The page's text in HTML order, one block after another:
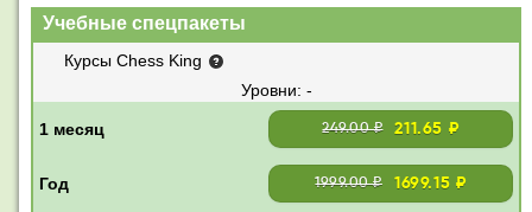
Учебные спецпакеты
Курсы Chess King
-
249.00 ₽ 211.65 ₽
1999.00 ₽ 1699.15 ₽